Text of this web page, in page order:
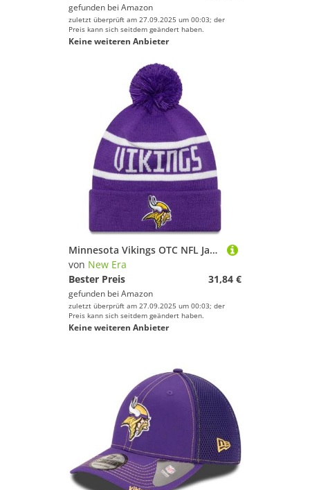
gefunden bei Amazon
zuletzt überprüft am 27.09.2025 um 00:03; der
Preis kann sich seitdem geändert haben.
Keine weiteren Anbieter
Minnesota Vikings OTC NFL Jake OTC
von New Era
Bester Preis
31,84 €
gefunden bei Amazon
zuletzt überprüft am 27.09.2025 um 00:03; der
Preis kann sich seitdem geändert haben.
Keine weiteren Anbieter